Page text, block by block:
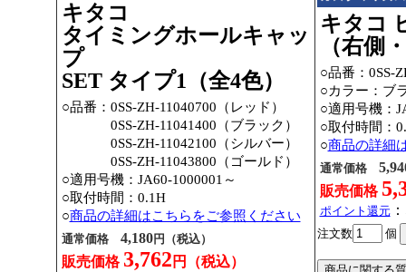
キタコ
タイミングホールキャッ
プ
SET タイプ1（全4色）
○品番： 0SS-ZH-11040700（レッド）
0SS-ZH-11041400（ブラック）
0SS-ZH-11042100（シルバー）
0SS-ZH-11043800（ゴールド）
○適用号機：JA60-1000001～
○取付時間：0.1H
○商品の詳細はこちらをご参照ください
通常価格 4,180円（税込）
販売価格 3,762 円（税込）
キタコ
（右側
○品番：0SS-
○カラー：ブ
○適用号機：
○取付時間：
○商品の詳細
通常価格
販売価格
ポイント還元
注文数 個